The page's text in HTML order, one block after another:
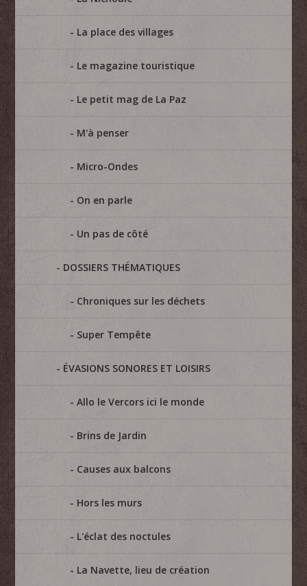
La place des villages
Le magazine touristique
Le petit mag de La Paz
M'à penser
Micro-Ondes
On en parle
Un pas de côté
DOSSIERS THÉMATIQUES
Chroniques sur les déchets
Super Tempête
ÉVASIONS SONORES ET LOISIRS
Allo le Vercors ici le monde
Brins de Jardin
Causes aux balcons
Hors les murs
L'éclat des noctules
La Navette, lieu de création